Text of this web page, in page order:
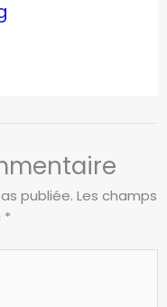
publiée. Les champs
*